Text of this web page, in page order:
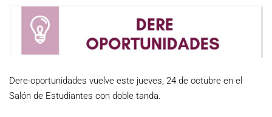
Dere-oportunidades vuelve este jueves, 24 de octubre en el
Salón de Estudiantes con doble tanda.